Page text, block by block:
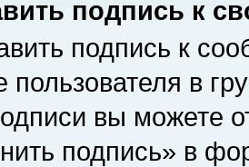
подпись к
подпись к
пользователя в
вы можете
подпись» в